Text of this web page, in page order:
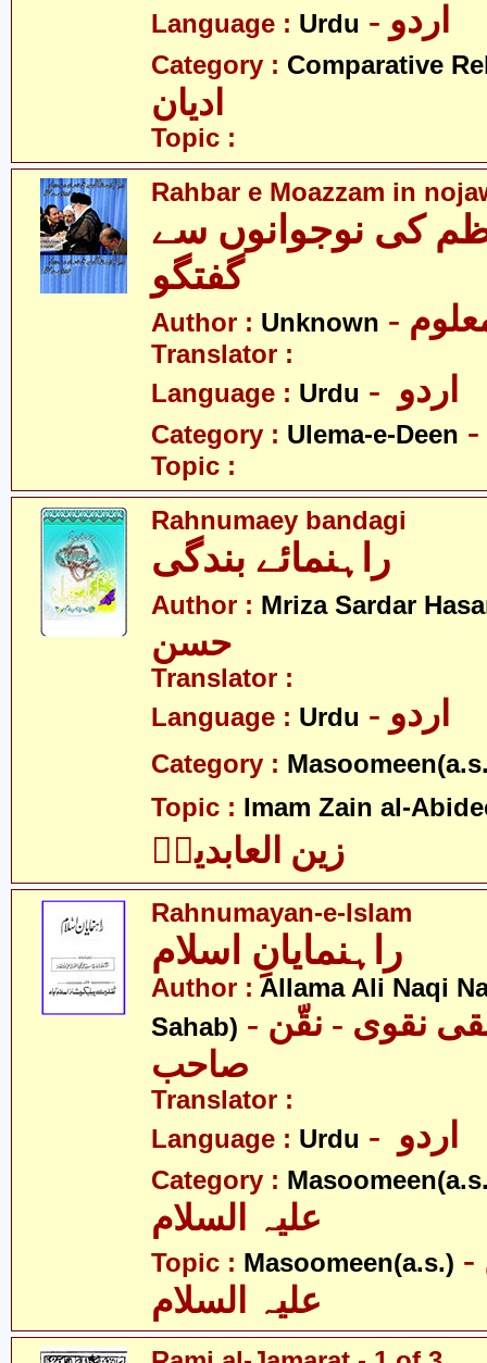
Language : Urdu - اردو
Category : Comparative
ادیان
Topic :
Rahbar e Moazzam in
کی نوجوانوں سے
گفتگو
Author : Unknown
Translator :
Language : Urdu
Category : Ulema-e-Deen
Topic :
Rahnumaey bandagi
راہنمائے بندگی
Author : Mriza Sardar
حسن
Translator :
Language : Urdu - اردو
Category :
Topic : Imam Zain al-
زین العابدینؑ
Rahnumayan-e-Islam
Author :Allama Ali Naqi
Sahab) - علامہ علی نقی نقوی - نقّن
صاحب
Translator :
Language : Urdu
Category :
Topic : Masoomeen(a.s.) - معصومین
علیہ السلام